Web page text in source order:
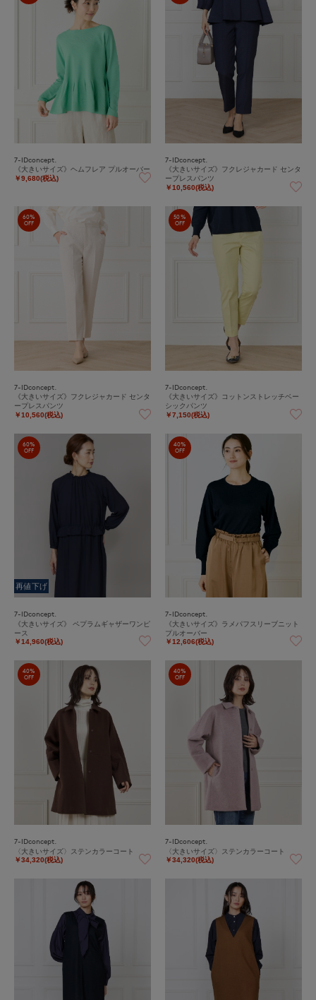
7-IDconcept.
《大きいサイズ》ヘムフレア プルオーバー
￥9,680(税込)
7-IDconcept.
《大きいサイズ》フクレジャカード センタ
ープレスパンツ
￥10,560(税込)
60%
OFF
7-IDconcept.
《大きいサイズ》フクレジャカード センタ
ープレスパンツ
￥10,560(税込)
50%
OFF
7-IDconcept.
《大きいサイズ》コットンストレッチベー
シックパンツ
￥7,150(税込)
60%
OFF
再値下げ
7-IDconcept.
《大きいサイズ》 ペプラムギャザーワンピ
ース
￥14,960(税込)
40%
OFF
7-IDconcept.
《大きいサイズ》ラメパフスリーブニット
プルオーバー
￥12,606(税込)
40%
OFF
7-IDconcept.
〈大きいサイズ〉ステンカラーコート
￥34,320(税込)
40%
OFF
7-IDconcept.
〈大きいサイズ〉ステンカラーコート
￥34,320(税込)